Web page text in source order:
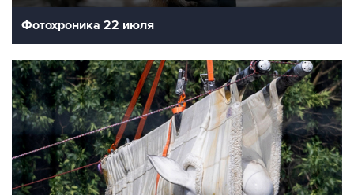
Фотохроника 22 июля